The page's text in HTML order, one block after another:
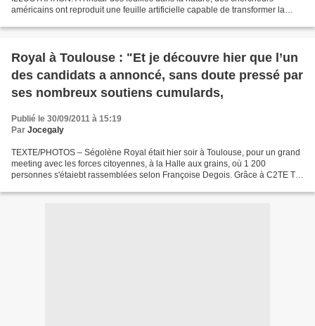
américains ont reproduit une feuille artificielle capable de transformer la
Royal à Toulouse : "Et je découvre hier que l’un
des candidats a annoncé, sans doute pressé par
ses nombreux soutiens cumulards,
Publié le 30/09/2011 à 15:19
Par Jocegaly
TEXTE/PHOTOS – Ségolène Royal était hier soir à Toulouse, pour un grand
meeting avec les forces citoyennes, à la Halle aux grains, où 1 200
personnes s'étaiebt rassemblées selon Françoise Degois. Grâce à C2TE TV